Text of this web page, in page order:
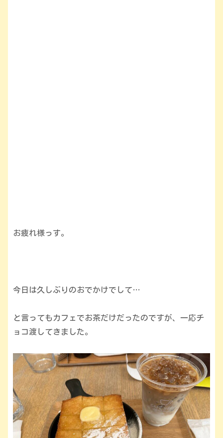
お疲れ様っす。
今日は久しぶりのおでかけでして…
と言ってもカフェでお茶だけだったのですが、一応チ
ョコ渡してきました。